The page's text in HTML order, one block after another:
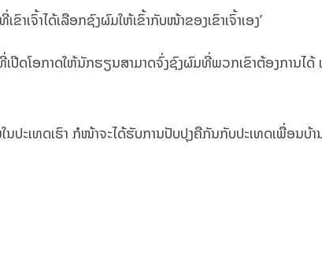
ເຈົ້າໄດ້ເລືອກຊົງຜົມໃຫ້ເຂົ້າກັບໜ້າຂອງເຂົາເຈົ້າເອງ’
ປີດໂອກາດໃຫ້ນັກຮຽນສາມາດຈົ່ງຊົງຜົມທີ່ພວກເຂົາຕ້ອງການໄດ້
ປະເທດເຮົາ ກໍໜ້າຈະໄດ້ຮັບການປັບປຸງຄືກັນກັບປະເທດເພື່ອນບ້າ